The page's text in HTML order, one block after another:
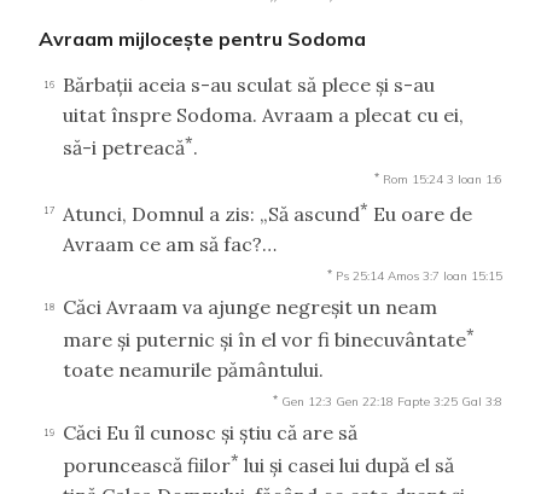
Avraam mijloceşte pentru Sodoma
16
Bărbaţii aceia s-au sculat să plece şi s-au
uitat înspre Sodoma. Avraam a plecat cu ei,
să-i petreacă*.
* Rom 15:24 3 Ioan 1:6
17 Atunci, Domnul a zis: „Să ascund* Eu oare de
Avraam ce am să fac?…
* Ps 25:14 Amos 3:7 Ioan 15:15
18
Căci Avraam va ajunge negreşit un neam
mare şi puternic şi în el vor fi binecuvântate*
toate neamurile pământului.
* Gen 12:3 Gen 22:18 Fapte 3:25 Gal 3:8
19
Căci Eu îl cunosc şi ştiu că are să
poruncească fiilor* lui şi casei lui după el să